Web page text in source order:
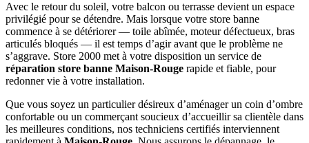
Avec le retour du soleil, votre balcon ou terrasse devient un espace
privilégié pour se détendre. Mais lorsque votre store banne
commence à se détériorer — toile abîmée, moteur défectueux, bras
articulés bloqués — il est temps d’agir avant que le problème ne
s’aggrave. Store 2000 met à votre disposition un service de
réparation store banne Maison-Rouge rapide et fiable, pour
redonner vie à votre installation.
Que vous soyez un particulier désireux d’aménager un coin d’ombre
confortable ou un commerçant soucieux d’accueillir sa clientèle dans
les meilleures conditions, nos techniciens certifiés interviennent